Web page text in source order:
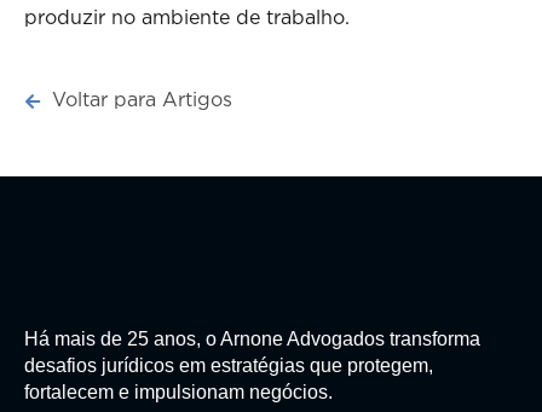
produzir no ambiente de trabalho.
Voltar para Artigos
Há mais de 25 anos, o Arnone Advogados transforma
desafios jurídicos em estratégias que protegem,
fortalecem e impulsionam negócios.